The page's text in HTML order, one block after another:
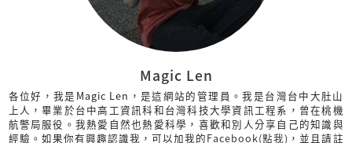
Magic Len
各位好，我是Magic Len，是這網站的管理員。我是台灣台中大肚山
上人，畢業於台中高工資訊科和台灣科技大學資訊工程系，曾在桃機
航警局服役。我熱愛自然也熱愛科學，喜歡和別人分享自己的知識與
經驗。如果你有興趣認識我，可以加我的Facebook(點我) ，並且請註